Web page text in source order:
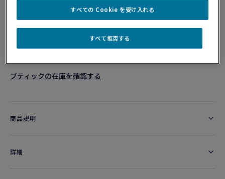
ショッピングバッグに追加
ブティックの在庫を確認する​
商品説明
詳細​
すべて拒否する
すべての Cookie を受け入れる